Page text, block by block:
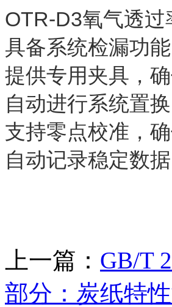
OTR-D3氧气透
具备系统检漏功
提供专用夹具，
自动进行系统置
支持零点校准，
自动记录稳定数
上一篇： GB/T
部分：炭纸特